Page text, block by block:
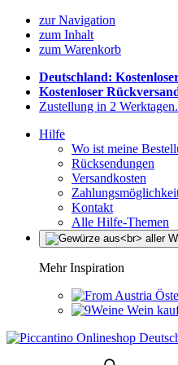
zur Navigation
zum Inhalt
zum Warenkorb
Deutschland:
Kostenloser
Zustellung in 2 Werktagen.
Hilfe
Wo ist meine
Rücksendungen
Versandkosten
Kontakt
Alle Hilfe-Themen
Mehr Inspiration
Wein